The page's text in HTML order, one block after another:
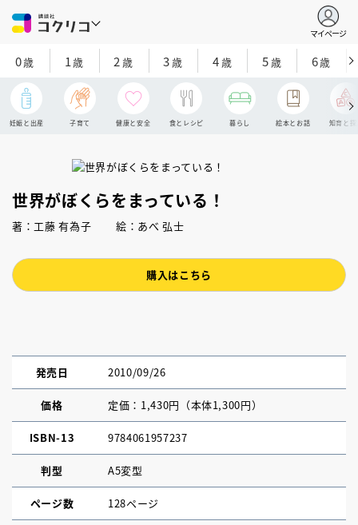
マイページ
0歳 1歳 2 歳 3歳 4歳 5歳 6歳
妊娠と出産 子育て 健康と安全 食とレシピ 暮らし 絵本とお話 知育と探
世界がぼくらをまっている！
著：工藤 有為子 絵：あべ 弘士
購入はこちら
発売日 2010/09/26
価格 定価：1,430円（本体1,300円）
ISBN-13 9784061957237
判型 A5変型
ページ数 128ページ